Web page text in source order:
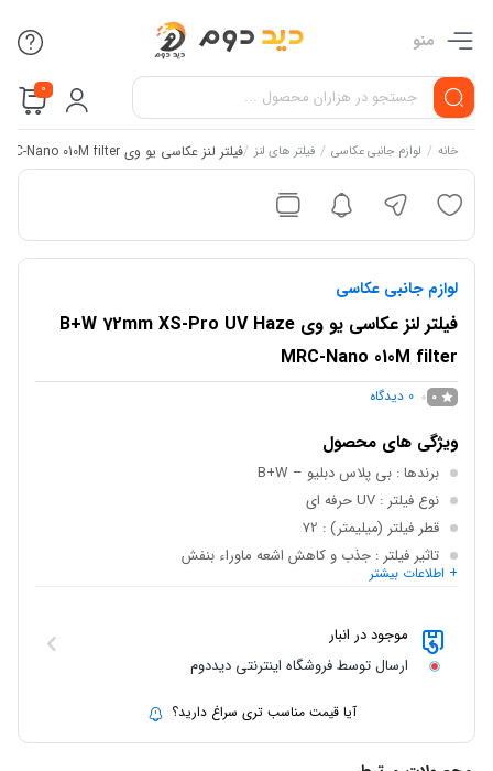
منو
0
خانه / لوازم جانبی عکاسی / فیلتر های لنز /فیلتر لنز عکاسی یو وی B+W 72mm XS-Pro UV Haze MRC-Nano 010M filter
لوازم جانبی عکاسی
فیلتر لنز عکاسی یو وی B+W 72mm XS-Pro UV Haze
MRC-Nano 010M filter
0
0 دیدگاه
ویژگی های محصول
برندها: بی پلاس دبلیو – B+W
نوع فیلتر : UV حرفه ای
قطر فیلتر (میلیمتر) : 72
تاثیر فیلتر : جذب و کاهش اشعه ماوراء بنفش
ساختار چند لایه
ساختار فیلم: رینگ بسیار باریک شیشه باریک
+ اطلاعات بیشتر
موجود در انبار
ارسال توسط فروشگاه اینترنتی دیددوم
آیا قیمت مناسب تری سراغ دارید؟